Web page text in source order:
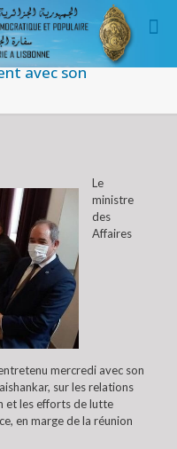
avec son
Le
ministre
des
Affaires
mercredi avec son
sur les relations
et les efforts de lutte
en marge de la réunion